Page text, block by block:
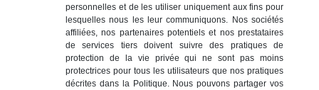
personnelles et de les utiliser uniquement aux fins pour
lesquelles nous les leur communiquons. Nos sociétés
affiliées, nos partenaires potentiels et nos prestataires
de services tiers doivent suivre des pratiques de
protection de la vie privée qui ne sont pas moins
protectrices pour tous les utilisateurs que nos pratiques
décrites dans la Politique. Nous pouvons partager vos